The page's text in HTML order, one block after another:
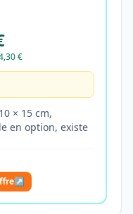
€
× 15 cm,
en option, existe
↗